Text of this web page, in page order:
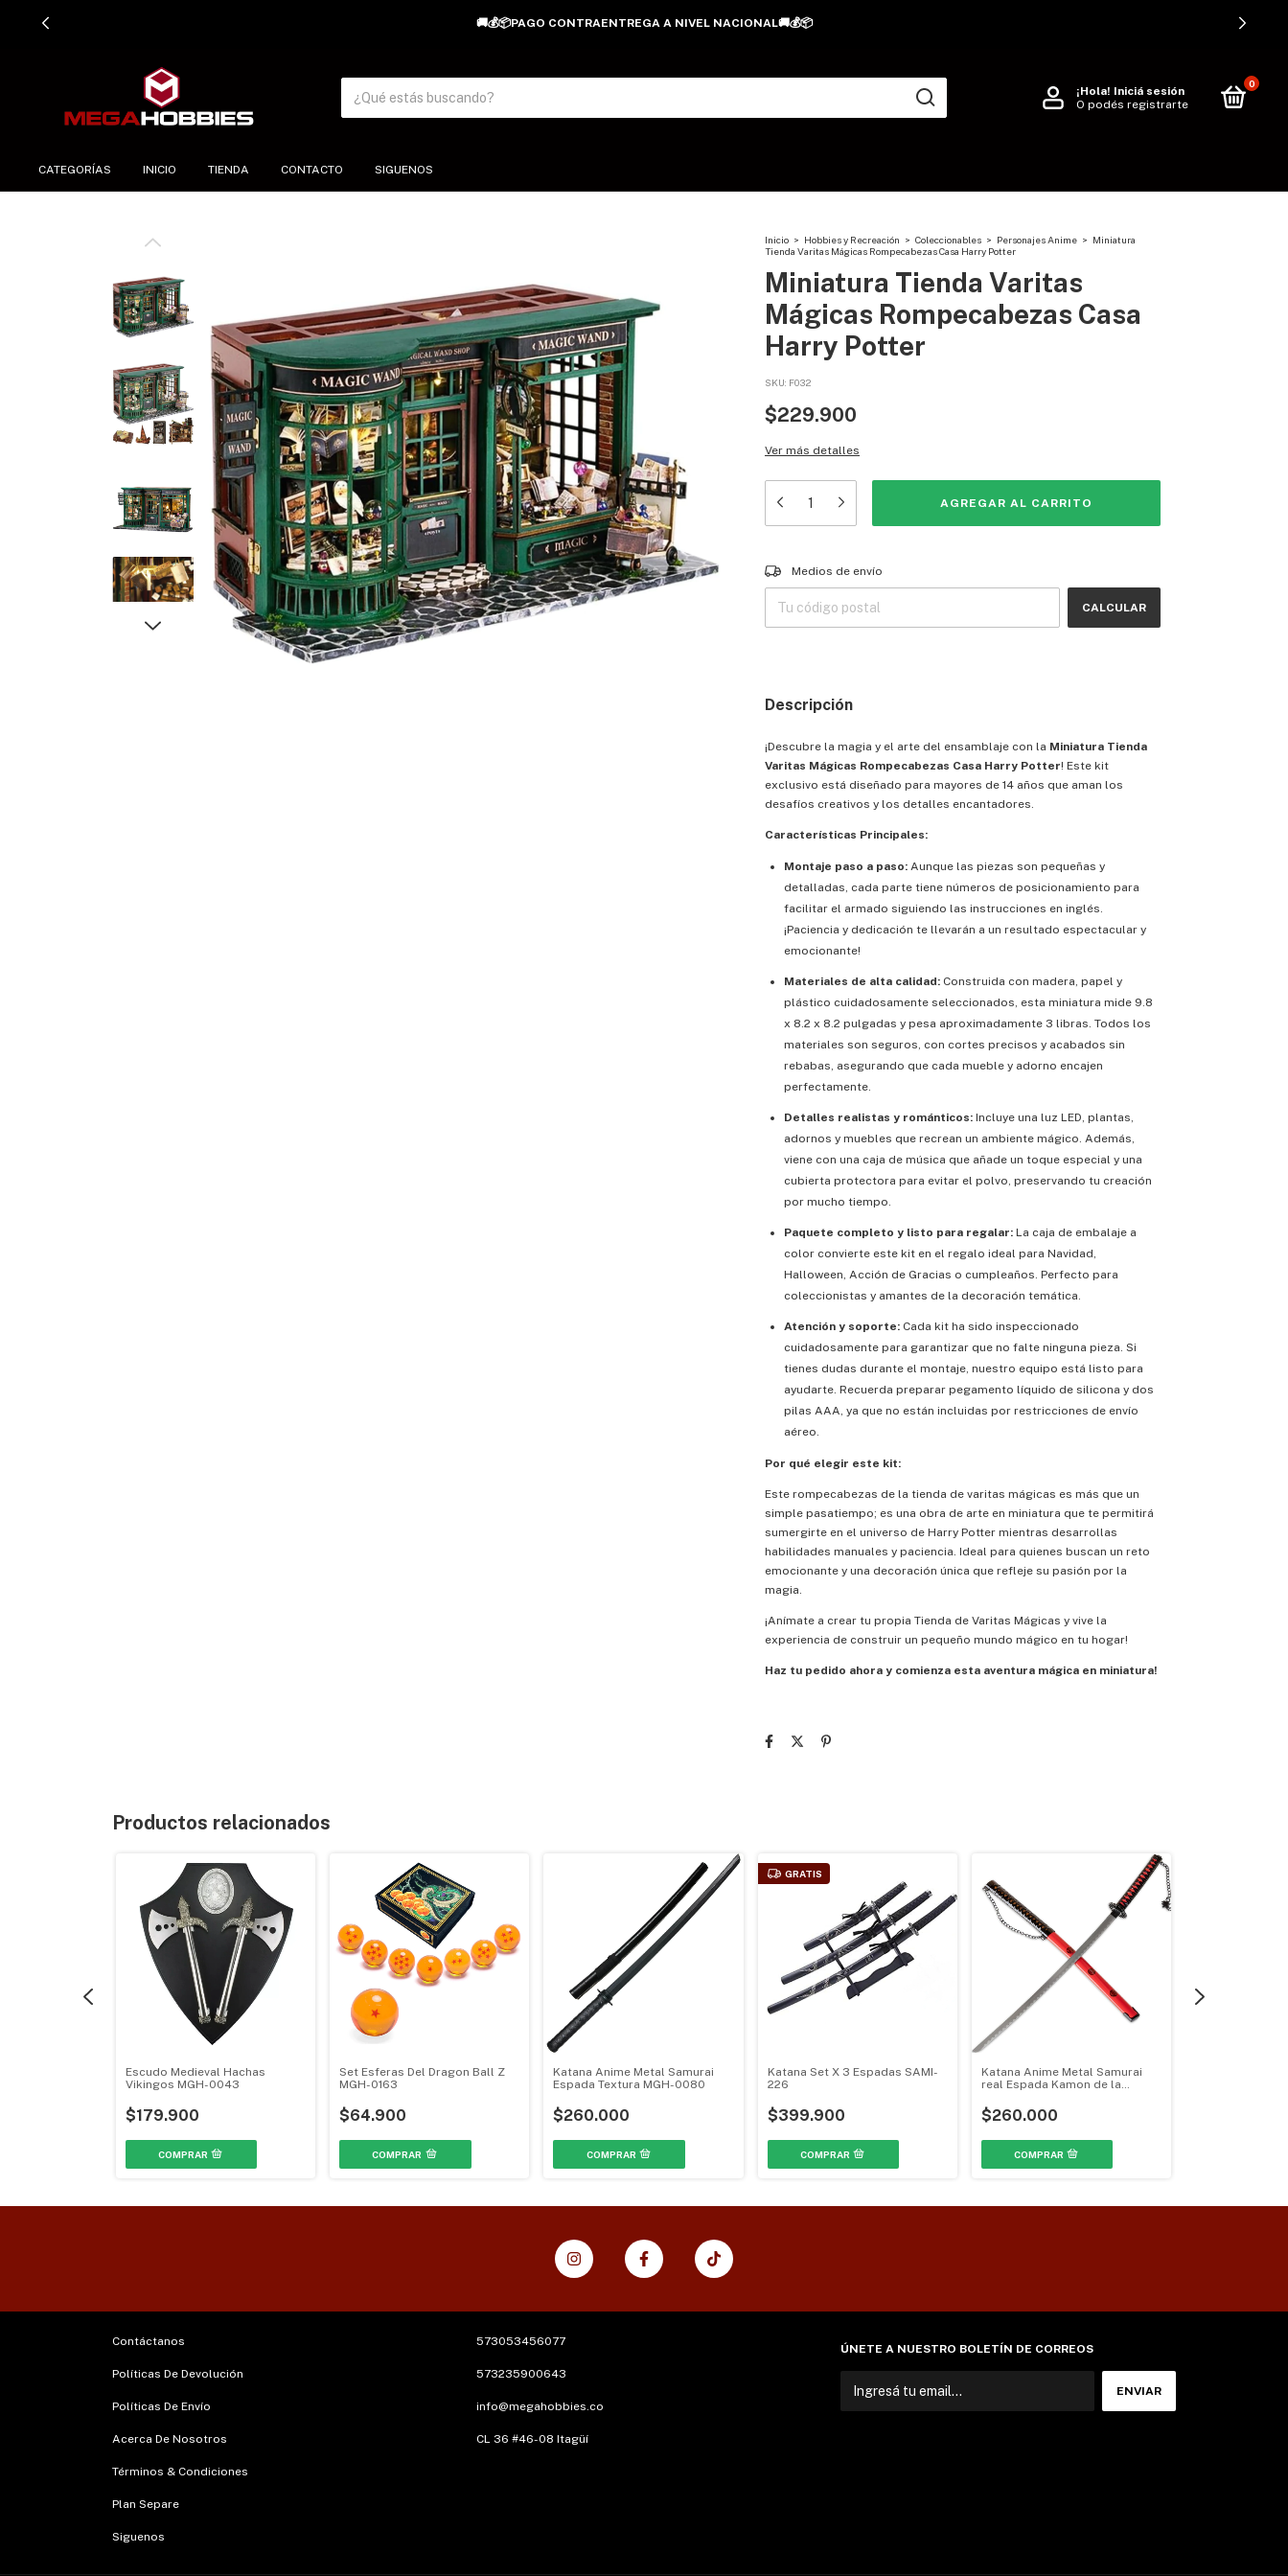
🚚💰📦PAGO CONTRAENTREGA A NIVEL NACIONAL🚚💰📦
¡Hola! Iniciá sesión
O podés registrarte
0
CATEGORÍAS INICIO TIENDA CONTACTO SIGUENOS
Inicio > Hobbies y Recreación > Coleccionables > Personajes Anime > Miniatura
Tienda Varitas Mágicas Rompecabezas Casa Harry Potter
Miniatura Tienda Varitas
Mágicas Rompecabezas Casa
Harry Potter
SKU: F032
$229.900
Ver más detalles
Entregas para el CP:
Medios de envío
CALCULAR
Descripción
¡Descubre la magia y el arte del ensamblaje con la Miniatura Tienda
Varitas Mágicas Rompecabezas Casa Harry Potter! Este kit
exclusivo está diseñado para mayores de 14 años que aman los
desafíos creativos y los detalles encantadores.
Características Principales:
Montaje paso a paso: Aunque las piezas son pequeñas y
detalladas, cada parte tiene números de posicionamiento para
facilitar el armado siguiendo las instrucciones en inglés.
¡Paciencia y dedicación te llevarán a un resultado espectacular y
emocionante!
Materiales de alta calidad: Construida con madera, papel y
plástico cuidadosamente seleccionados, esta miniatura mide 9.8
x 8.2 x 8.2 pulgadas y pesa aproximadamente 3 libras. Todos los
materiales son seguros, con cortes precisos y acabados sin
rebabas, asegurando que cada mueble y adorno encajen
perfectamente.
Detalles realistas y románticos: Incluye una luz LED, plantas,
adornos y muebles que recrean un ambiente mágico. Además,
viene con una caja de música que añade un toque especial y una
cubierta protectora para evitar el polvo, preservando tu creación
por mucho tiempo.
Paquete completo y listo para regalar: La caja de embalaje a
color convierte este kit en el regalo ideal para Navidad,
Halloween, Acción de Gracias o cumpleaños. Perfecto para
coleccionistas y amantes de la decoración temática.
Atención y soporte: Cada kit ha sido inspeccionado
cuidadosamente para garantizar que no falte ninguna pieza. Si
tienes dudas durante el montaje, nuestro equipo está listo para
ayudarte. Recuerda preparar pegamento líquido de silicona y dos
pilas AAA, ya que no están incluidas por restricciones de envío
aéreo.
Por qué elegir este kit:
Este rompecabezas de la tienda de varitas mágicas es más que un
simple pasatiempo; es una obra de arte en miniatura que te permitirá
sumergirte en el universo de Harry Potter mientras desarrollas
habilidades manuales y paciencia. Ideal para quienes buscan un reto
emocionante y una decoración única que refleje su pasión por la
magia.
¡Anímate a crear tu propia Tienda de Varitas Mágicas y vive la
experiencia de construir un pequeño mundo mágico en tu hogar!
Haz tu pedido ahora y comienza esta aventura mágica en miniatura!
Productos relacionados
Escudo Medieval Hachas
Vikingos MGH-0043
$179.900
Set Esferas Del Dragon Ball Z
MGH-0163
$64.900
Katana Anime Metal Samurai
Espada Textura MGH-0080
$260.000
GRATIS
Katana Set X 3 Espadas SAMI-
226
$399.900
Katana Anime Metal Samurai
real Espada Kamon de la
$260.000
Contáctanos
Políticas De Devolución
Políticas De Envío
Acerca De Nosotros
Términos & Condiciones
Plan Separe
Siguenos
573053456077
573235900643
info@megahobbies.co
CL 36 #46-08 Itagüí
ÚNETE A NUESTRO BOLETÍN DE CORREOS